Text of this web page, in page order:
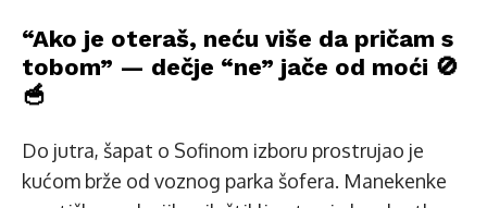
“Ako je oteraš, neću više da pričam s
tobom” — dečje “ne” jače od moći 🚫
🥣
Do jutra, šapat o Sofinom izboru prostrujao je
kućom brže od voznog parka šofera. Manekenke